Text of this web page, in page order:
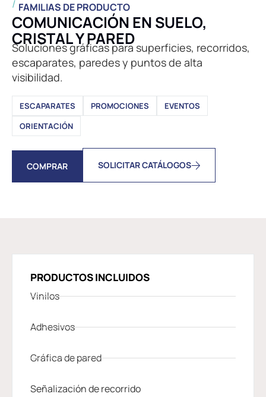
FAMILIAS DE PRODUCTO
COMUNICACIÓN EN SUELO,
CRISTAL Y PARED
Soluciones gráficas para superficies, recorridos,
escaparates, paredes y puntos de alta
visibilidad.
ESCAPARATES PROMOCIONES
EVENTOS
ORIENTACIÓN
COMPRAR SOLICITAR CATÁLOGOS
PRODUCTOS INCLUIDOS
Vinilos
Adhesivos
Gráfica de pared
Señalización de recorrido